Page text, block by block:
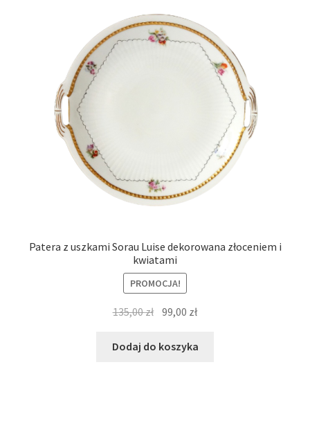
Patera z uszkami Sorau Luise dekorowana złoceniem i
kwiatami
PROMOCJA!
135,00zł Pierwotna
wynosiła:
99,00 złAktualna
wynosi:
Dodaj do koszyka